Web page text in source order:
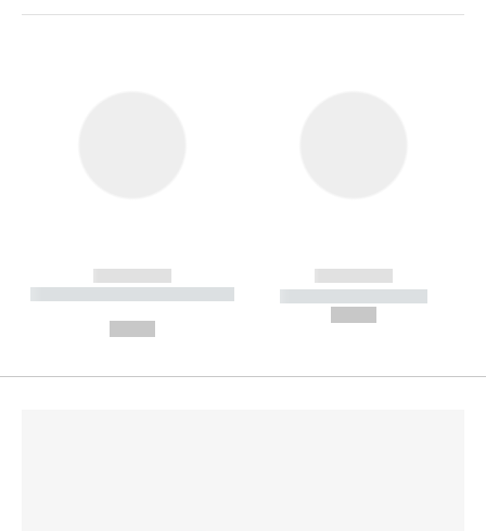
------------
----------- ----------- --------
------------
----------- -----------